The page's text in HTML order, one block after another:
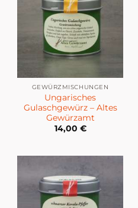
GEWÜRZMISCHUNGEN
Ungarisches
Gulaschgewürz – Altes
Gewürzamt
14,00 €